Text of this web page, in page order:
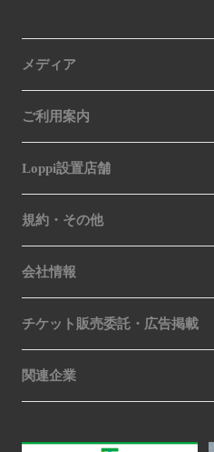
メディア
ご利用案内
Loppi設置店舗
規約・その他
会社情報
チケット販売委託・広告掲載
関連企業